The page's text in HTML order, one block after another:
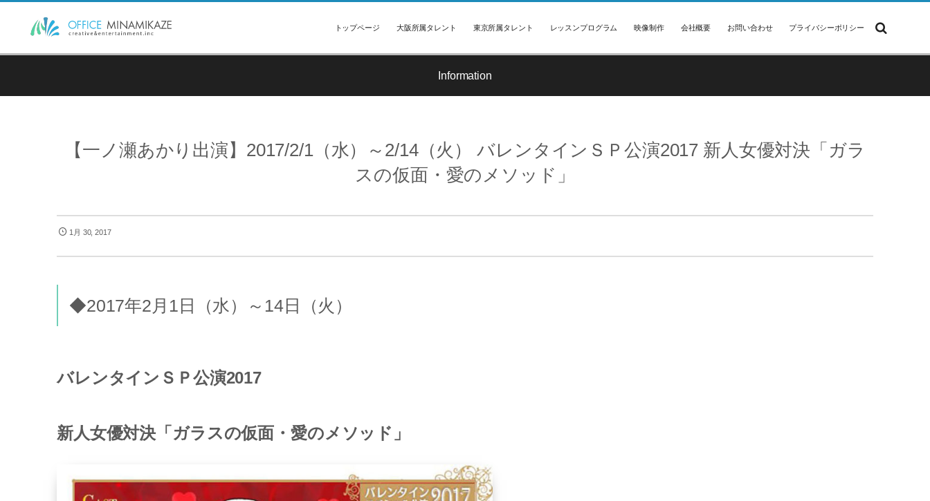
トップページ 大阪所属タレント 東京所属タレント レッスンプログラム 映像制作 会社概要 お問い合わせ プライバシーポリシー
Information
【一ノ瀬あかり出演】2017/2/1（水）～2/14（火） バレンタインＳＰ公演2017 新人女優対決「ガラ
スの仮面・愛のメソッド」
1月 30, 2017
◆2017年2月1日（水）～14日（火）
バレンタインＳＰ公演2017
新人女優対決「ガラスの仮面・愛のメソッド」